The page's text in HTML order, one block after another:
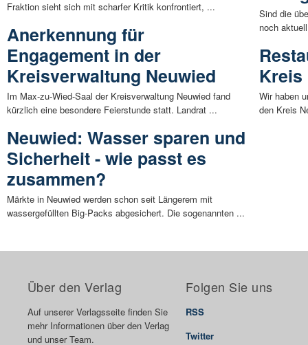
Fraktion sieht sich mit scharfer Kritik konfrontiert, ...
Anerkennung für
Engagement in der
Kreisverwaltung Neuwied
Im Max-zu-Wied-Saal der Kreisverwaltung Neuwied fand
kürzlich eine besondere Feierstunde statt. Landrat ...
Neuwied: Wasser sparen und
Sicherheit - wie passt es
zusammen?
Märkte in Neuwied werden schon seit Längerem mit
wassergefüllten Big-Packs abgesichert. Die sogenannten ...
Sind die
noch
Kreis
Wir haben
den Kreis
Über den Verlag
Auf unserer Verlagsseite finden Sie
mehr Informationen über den Verlag
und unser Team.
Folgen Sie uns
RSS
Twitter